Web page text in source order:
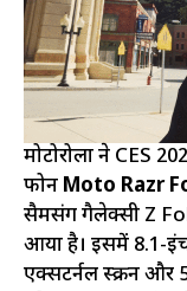
मोटोरोला ने CES
फोन Moto Razr
सैमसंग गैलेक्सी Z
आया है। इसमें 8.1-
एक्सटर्नल स्क्रीन और